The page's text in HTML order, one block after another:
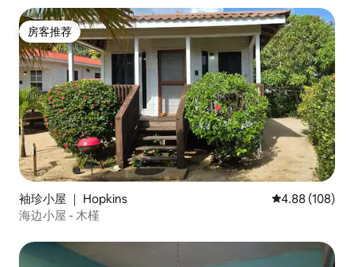
房客推荐
房客推荐
袖珍小屋 ｜ Hopkins 平均评分 4.88
4.88 (108)
海边小屋 - 木槿